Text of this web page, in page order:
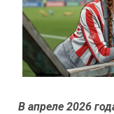
В апреле 2026